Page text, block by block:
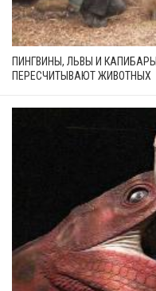
ПИНГВИНЫ, ЛЬВЫ И
ПЕРЕСЧИТЫВАЮТ ЖИВОТНЫХ